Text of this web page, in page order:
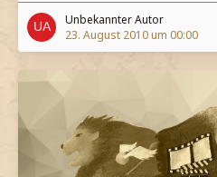
Unbekannter Autor
23. August 2010 um 00:00